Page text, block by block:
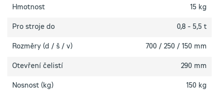
Hmotnost 15 kg
Pro stroje do 0,8 - 5,5 t
Rozměry (d / š / v) 700 / 250 / 150 mm
Otevření čelistí 290 mm
Nosnost (kg) 150 kg